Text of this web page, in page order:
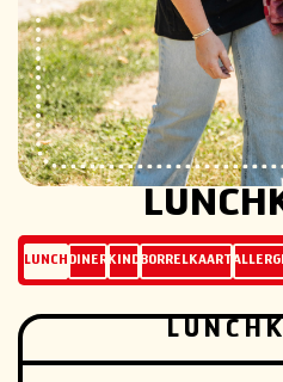
LUNCH DINER KIND BORRELKAART